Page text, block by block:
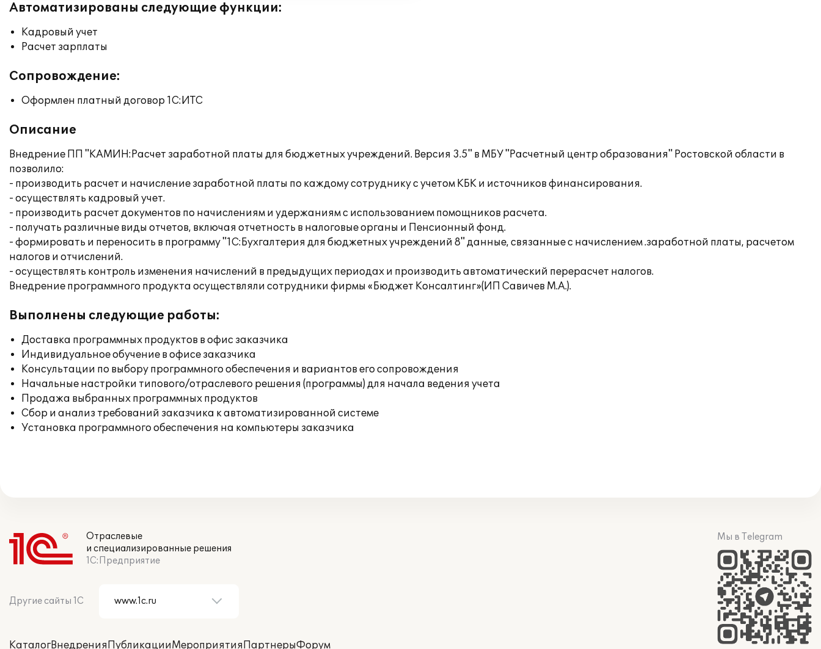
Автоматизированы следующие функции:
Кадровый учет
Расчет зарплаты
Сопровождение:
Оформлен платный договор 1С:ИТС
Описание
Внедрение ПП "КАМИН:Расчет заработной платы для бюджетных учреждений. Версия 3.5" в МБУ "Расчетный центр образования" Ростовской области в
позволило:
- производить расчет и начисление заработной платы по каждому сотруднику с учетом КБК и источников финансирования.
- осуществлять кадровый учет.
- производить расчет документов по начислениям и удержаниям с использованием помощников расчета.
- получать различные виды отчетов, включая отчетность в налоговые органы и Пенсионный фонд.
- формировать и переносить в программу "1С:Бухгалтерия для бюджетных учреждений 8" данные, связанные с начислением .заработной платы, расчетом
налогов и отчислений.
- осуществлять контроль изменения начислений в предыдущих периодах и производить автоматический перерасчет налогов.
Внедрение программного продукта осуществляли сотрудники фирмы «Бюджет Консалтинг»(ИП Савичев М.А.).
Выполнены следующие работы:
Доставка программных продуктов в офис заказчика
Индивидуальное обучение в офисе заказчика
Консультации по выбору программного обеспечения и вариантов его сопровождения
Начальные настройки типового/отраслевого решения (программы) для начала ведения учета
Продажа выбранных программных продуктов
Сбор и анализ требований заказчика к автоматизированной системе
Установка программного обеспечения на компьютеры заказчика
Отраслевые
и специализированные решения
1С:Предприятие
Другие сайты 1С
КаталогВнедренияПубликацииМероприятияПартнерыФорум
Мы в Telegram